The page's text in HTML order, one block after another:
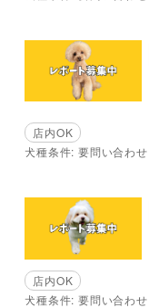
店内OK
犬種条件: 要問い合わせ
店内OK
犬種条件: 要問い合わせ